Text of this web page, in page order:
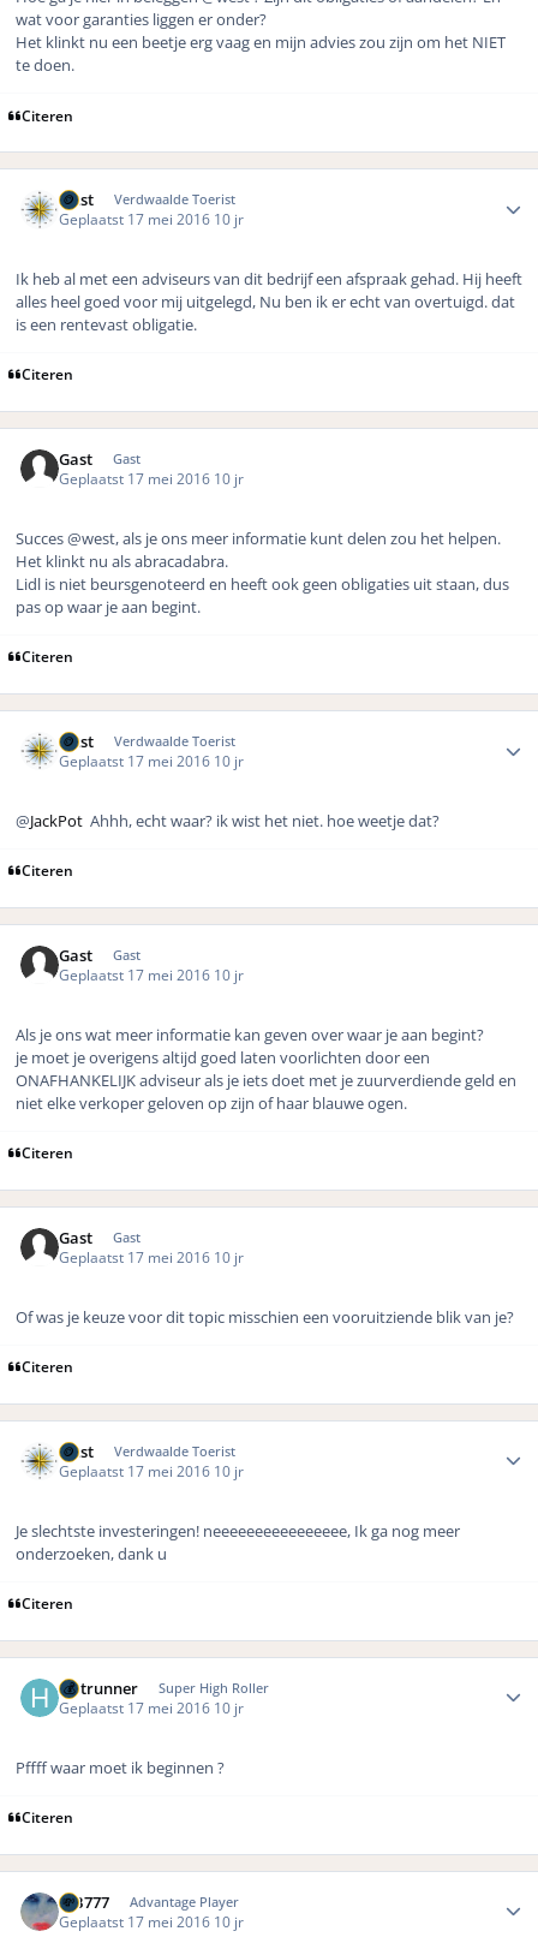
wat voor garanties liggen er onder?
Het klinkt nu een beetje erg vaag en mijn advies zou zijn om het NIET
te doen.
Citeren
west Verdwaalde Toerist
Geplaatst 17 mei 2016 10 jr
Ik heb al met een adviseurs van dit bedrijf een afspraak gehad. Hij heeft
alles heel goed voor mij uitgelegd, Nu ben ik er echt van overtuigd. dat
is een rentevast obligatie.
Citeren
Gast Gast
Geplaatst 17 mei 2016 10 jr
Succes @west, als je ons meer informatie kunt delen zou het helpen.
Het klinkt nu als abracadabra.
Lidl is niet beursgenoteerd en heeft ook geen obligaties uit staan, dus
pas op waar je aan begint.
Citeren
west Verdwaalde Toerist
Geplaatst 17 mei 2016 10 jr
@JackPot Ahhh, echt waar? ik wist het niet. hoe weetje dat?
Citeren
Gast Gast
Geplaatst 17 mei 2016 10 jr
Als je ons wat meer informatie kan geven over waar je aan begint?
je moet je overigens altijd goed laten voorlichten door een
ONAFHANKELIJK adviseur als je iets doet met je zuurverdiende geld en
niet elke verkoper geloven op zijn of haar blauwe ogen.
Citeren
Gast Gast
Geplaatst 17 mei 2016 10 jr
Of was je keuze voor dit topic misschien een vooruitziende blik van je?
Citeren
west Verdwaalde Toerist
Geplaatst 17 mei 2016 10 jr
Je slechtste investeringen! neeeeeeeeeeeeeeee, Ik ga nog meer
onderzoeken, dank u
Citeren
Hotrunner Super High Roller
Geplaatst 17 mei 2016 10 jr
Pffff waar moet ik beginnen ?
Citeren
MB777 Advantage Player
Geplaatst 17 mei 2016 10 jr